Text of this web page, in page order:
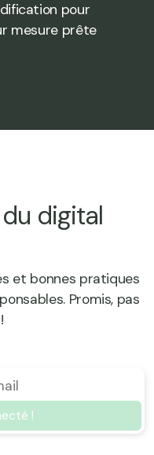
pour
mesure prête
digital
et bonnes pratiques
Promis, pas
!